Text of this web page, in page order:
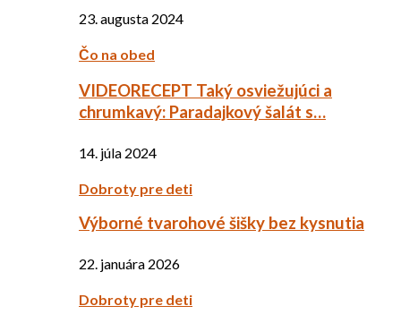
23. augusta 2024
Čo na obed
VIDEORECEPT Taký osviežujúci a
chrumkavý: Paradajkový šalát s…
14. júla 2024
Dobroty pre deti
Výborné tvarohové šišky bez kysnutia
22. januára 2026
Dobroty pre deti